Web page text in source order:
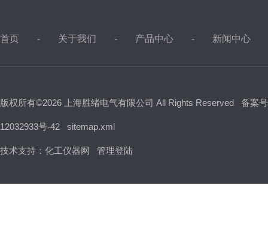
首页 关于我们 产品中心 新闻中心
版权所有©2026 上海胜绪电气有限公司 All Rights Reserved 备案
12032933号-42 sitemap.xml
技术支持： 化工仪器网 管理登陆